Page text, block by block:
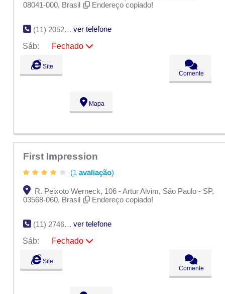
08041-000, Brasil
Endereço copiado!
(11) 2052-9159
ver telefone
Sáb:
Fechado
Seg:
Ter:
Qua:
09:00 - 18:00
09:00 - 18:00
Fechado
Fechado
Site
Comente
Mapa
First Impression
(1 avaliação)
R. Peixoto Werneck, 106 - Artur Alvim, São Paulo - SP,
03568-060, Brasil
Endereço copiado!
(11) 2746-3746
ver telefone
Sáb:
Fechado
Seg:
Ter:
Qua:
09:00 - 18:00
09:00 - 18:00
Site
Comente